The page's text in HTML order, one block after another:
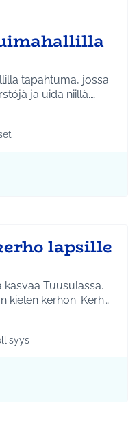
tapahtuma, jossa
ja uida niillä.…
Hyrylä Liikunta ja
lapsille
Tuusulassa.
kielen kerhon. Kerh…
Hyvinvointi ja